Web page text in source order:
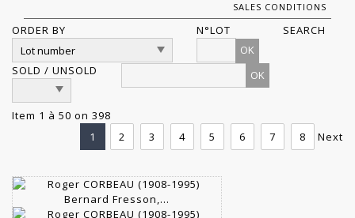
SALES CONDITIONS
ORDER BY
N°LOT
OK
SOLD / UNSOLD
SEARCH
Item 1 à 50 on 398
1
2 3 4 5 6 7 8 Next